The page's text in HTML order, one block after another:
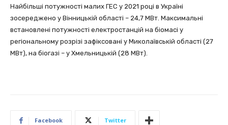
Найбільші потужності малих ГЕС у 2021 році в Україні
зосереджено у Вінницькій області – 24,7 МВт. Максимальні
встановлені потужності електростанцій на біомасі у
регіональному розрізі зафіксовані у Миколаївській області (27
МВт), на біогазі – у Хмельницькій (28 МВт).
Facebook Twitter